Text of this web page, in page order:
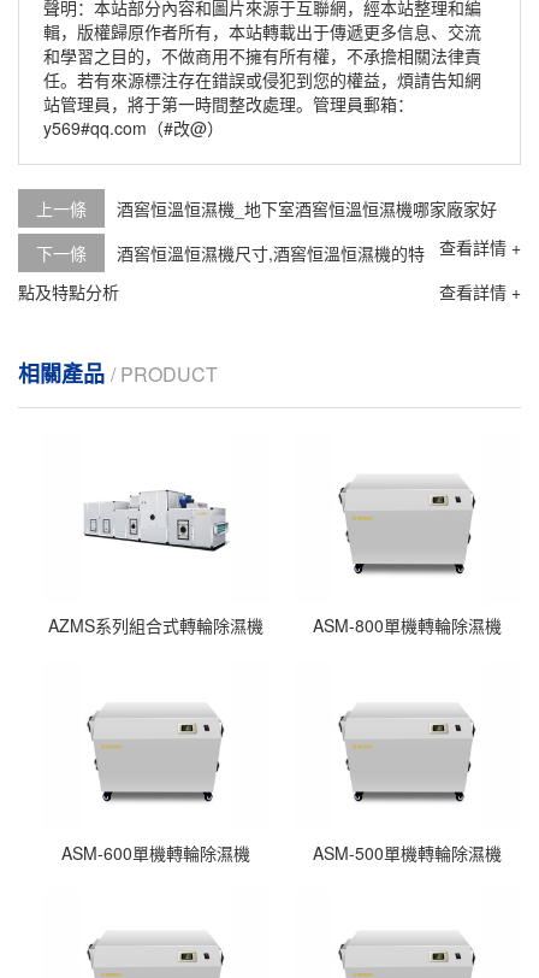
聲明：本站部分內容和圖片來源于互聯網，經本站整理和編
輯，版權歸原作者所有，本站轉載出于傳遞更多信息、交流
和學習之目的，不做商用不擁有所有權，不承擔相關法律責
任。若有來源標注存在錯誤或侵犯到您的權益，煩請告知網
站管理員，將于第一時間整改處理。管理員郵箱：
y569#qq.com（#改@）
上一條
酒窖恒溫恒濕機_地下室酒窖恒溫恒濕機哪家廠家好
查看詳情 +
下一條
酒窖恒溫恒濕機尺寸,酒窖恒溫恒濕機的特
點及特點分析
查看詳情 +
相關產品 / PRODUCT
AZMS系列組合式轉輪除濕機 ASM-800單機轉輪除濕機
ASM-600單機轉輪除濕機 ASM-500單機轉輪除濕機